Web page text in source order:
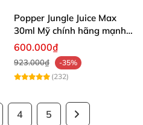
Popper Jungle Juice Max
30ml Mỹ chính hãng mạnh
kích thích phê
600.000₫
923.000₫
-35%
(232)
4 5